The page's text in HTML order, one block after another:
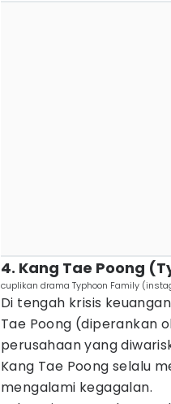
4. Kang Tae Poong
cuplikan drama Typhoon Family
Di tengah krisis
Tae Poong (diperankan
perusahaan yang
Kang Tae Poong selalu
mengalami kegagalan.